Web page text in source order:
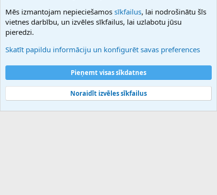
Hostmaria
Atbalsts
Palīdzība
Noteikumi un nosacījumi
Privātuma politika
Community platform by XenForo® © 2010-2025 XenForo Ltd.
Mēs izmantojam nepieciešamos sīkfailus, lai nodrošinātu šīs
vietnes darbību, un izvēles sīkfailus, lai uzlabotu jūsu
pieredzi.
Skatīt papildu informāciju un konfigurēt savas preferences
Pieņemt visas sīkdatnes
Noraidīt izvēles sīkfailus